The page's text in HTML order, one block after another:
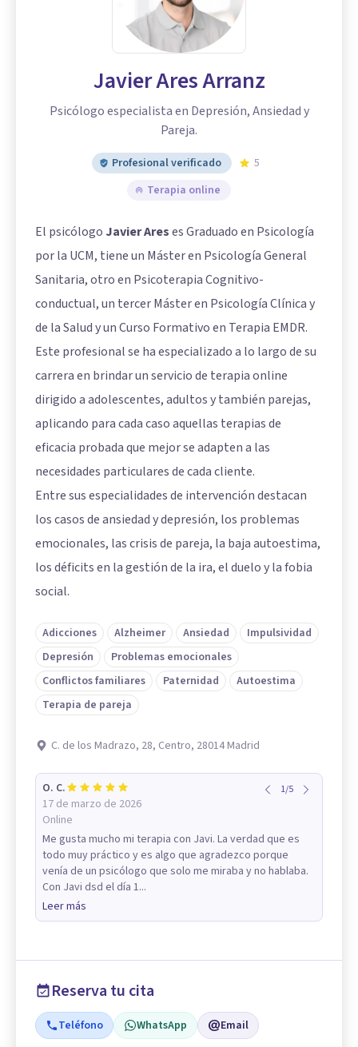
Javier Ares Arranz
Psicólogo especialista en Depresión, Ansiedad y
Pareja.
Profesional verificado
5
Terapia online
El psicólogo Javier Areses Graduado en Psicología
por la UCM, tiene un Máster en Psicología General
Sanitaria, otro en Psicoterapia Cognitivo-
conductual, un tercer Máster en Psicología Clínica y
de la Salud y un Curso Formativo en Terapia EMDR.
Este profesional se ha especializado a lo largo de su
carrera en brindar un servicio de terapia online
dirigido a adolescentes, adultos y también parejas,
aplicando para cada caso aquellas terapias de
eficacia probada que mejor se adapten a las
necesidades particulares de cada cliente.
Entre sus especialidades de intervención destacan
los casos de ansiedad y depresión, los problemas
emocionales, las crisis de pareja, la baja autoestima,
los déficits en la gestión de la ira, el duelo y la fobia
social.
Adicciones Alzheimer Ansiedad
Impulsividad
Depresión
Problemas emocionales
Conflictos familiares
Paternidad
Autoestima
Terapia de pareja
C. de los Madrazo, 28, Centro, 28014 Madrid
O. C.
17 de marzo de 2026
Online
1/5
Me gusta mucho mi terapia con Javi. La verdad que es
todo muy práctico y es algo que agradezco porque
venía de un psicólogo que solo me miraba y no hablaba.
Con Javi dsd el día 1...
Leer más
Reserva tu cita
Teléfono WhatsApp Email